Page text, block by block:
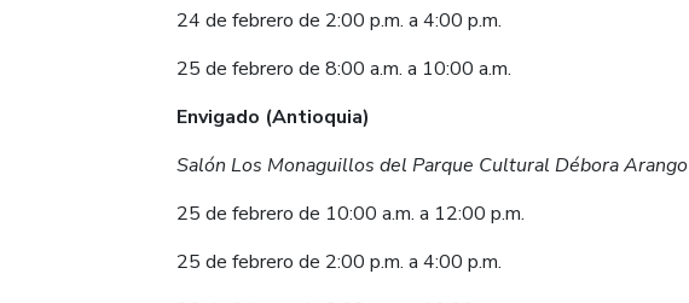
24 de febrero de 2:00 p.m. a 4:00 p.m.
25 de febrero de 8:00 a.m. a 10:00 a.m.
Envigado (Antioquia)
Salón Los Monaguillos del Parque Cultural Débora Arango
25 de febrero de 10:00 a.m. a 12:00 p.m.
25 de febrero de 2:00 p.m. a 4:00 p.m.